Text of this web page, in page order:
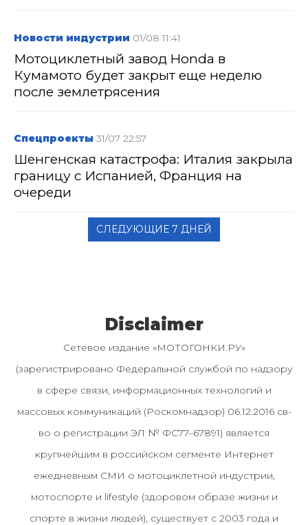
Новости индустрии 01/08 11:41
Мотоциклетный завод Honda в
Кумамото будет закрыт еще неделю
после землетрясения
Спецпроекты 31/07 22:57
Шенгенская катастрофа: Италия закрыла
границу с Испанией, Франция на
очереди
СЛЕДУЮЩИЕ 7 ДНЕЙ
Disclaimer
Сетевое издание «МОТОГОНКИ.РУ»
(зарегистрировано Федеральной службой по надзору
в сфере связи, информационных технологий и
массовых коммуникаций (Роскомнадзор) 06.12.2016 св-
во о регистрации ЭЛ № ФС77–67891) является
крупнейшим в российском сегменте Интернет
ежедневным СМИ о мотоциклетной индустрии,
мотоспорте и lifestyle (здоровом образе жизни и
спорте в жизни людей), существует с 2003 года и